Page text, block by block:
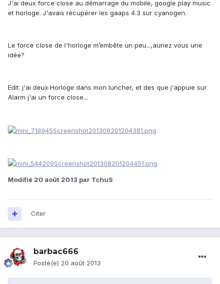
J'ai deux force close au démarrage du mobile, google play music
et horloge. J'avais récupérer les gaaps 4.3 sur cyanogen.
Le force close de l'horloge m’embête un peu...,auriez vous une
idée?
Edit: j'ai deux Horloge dans mon luncher, et des que j'appuie sur
Alarm j'ai un force close...
Modifié 20 août 2013 par TchuS
Citer
barbac666
Posté(e) 20 août 2013